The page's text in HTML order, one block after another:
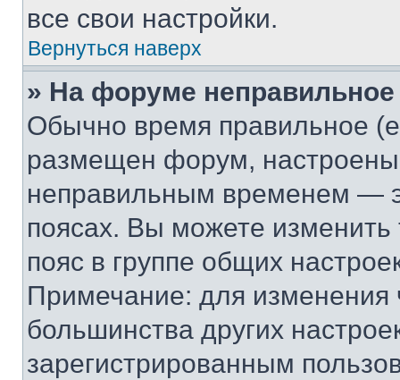
все свои настройки.
Вернуться наверх
» На форуме
Обычно время правильное
размещен форум, настроены
неправильным временем —
поясах. Вы можете изменить
пояс в группе общих
Примечание: для изменения
большинства других
зарегистрированным